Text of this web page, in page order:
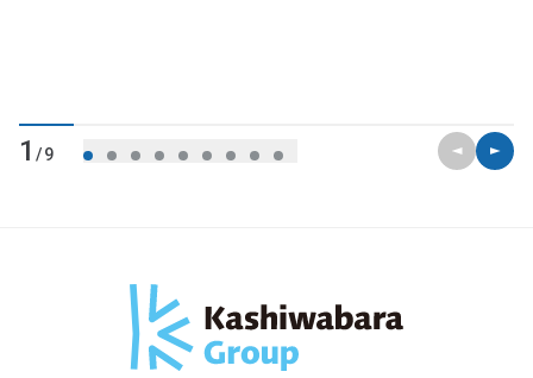
1/9 前のスライ
次のス